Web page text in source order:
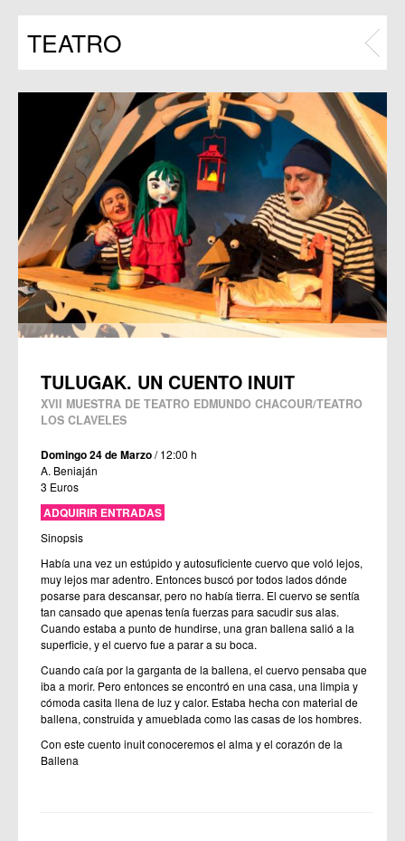
Programas
TEATRO
TULUGAK. UN CUENTO INUIT
XVII MUESTRA DE TEATRO EDMUNDO CHACOUR/TEATRO
LOS CLAVELES
Domingo 24 de Marzo/ 12:00 h
A. Beniaján
3 Euros
ADQUIRIR ENTRADAS
Sinopsis
Había una vez un estúpido y autosuficiente cuervo que voló lejos,
muy lejos mar adentro. Entonces buscó por todos lados dónde
posarse para descansar, pero no había tierra. El cuervo se sentía
tan cansado que apenas tenía fuerzas para sacudir sus alas.
Cuando estaba a punto de hundirse, una gran ballena salió a la
superficie, y el cuervo fue a parar a su boca.
Cuando caía por la garganta de la ballena, el cuervo pensaba que
iba a morir. Pero entonces se encontró en una casa, una limpia y
cómoda casita llena de luz y calor. Estaba hecha con material de
ballena, construida y amueblada como las casas de los hombres.
Con este cuento inuit conoceremos el alma y el corazón de la
Ballena